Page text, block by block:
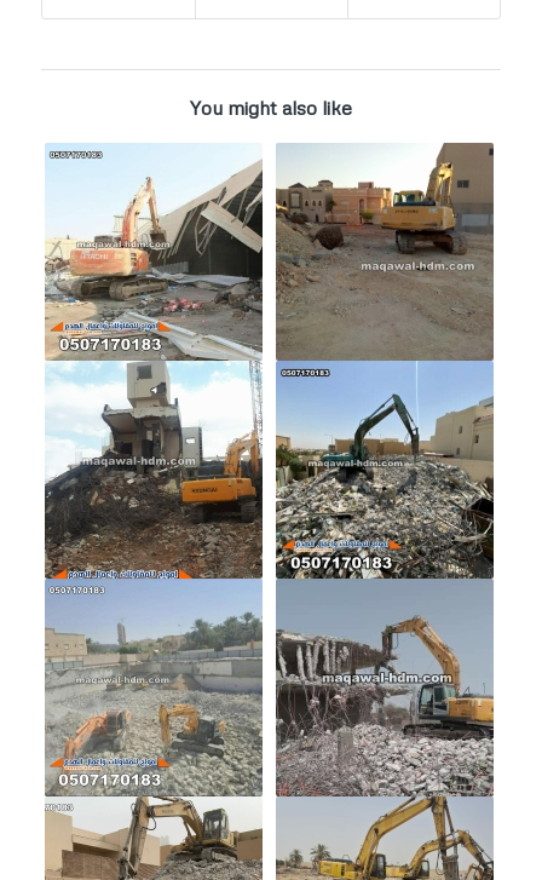
You might also like